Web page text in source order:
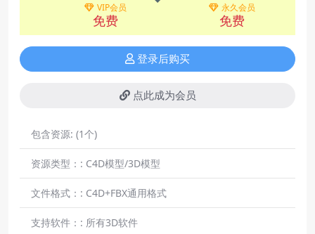
VIP会员
免费
永久会员
免费
登录后购买
点此成为会员
包含资源: (1个)
资源类型：: C4D模型/3D模型
文件格式：: C4D+FBX通用格式
支持软件：: 所有3D软件